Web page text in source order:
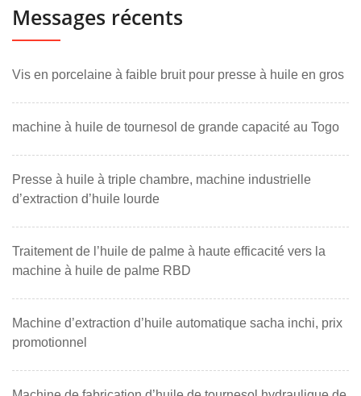
Messages récents
Vis en porcelaine à faible bruit pour presse à huile en gros
machine à huile de tournesol de grande capacité au Togo
Presse à huile à triple chambre, machine industrielle
d’extraction d’huile lourde
Traitement de l’huile de palme à haute efficacité vers la
machine à huile de palme RBD
Machine d’extraction d’huile automatique sacha inchi, prix
promotionnel